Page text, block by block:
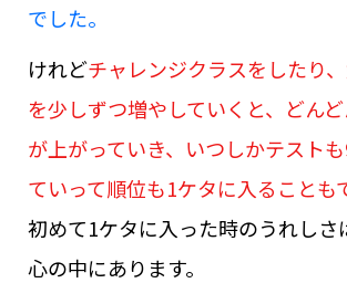
でした。
けれどチャレンジクラスをしたり
を少しずつ増やしていくと、どん
が上がっていき、いつしかテスト
ていって順位も1ケタに入ることも
初めて1ケタに入った時のうれしさ
心の中にあります。